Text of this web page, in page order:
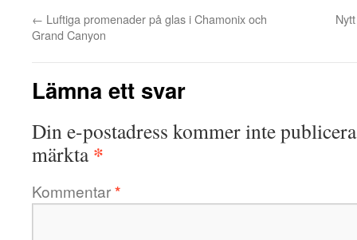
← Luftiga promenader på glas i Chamonix och
Grand Canyon
Lämna ett svar
Din e-postadress kommer inte
märkta*
Kommentar*